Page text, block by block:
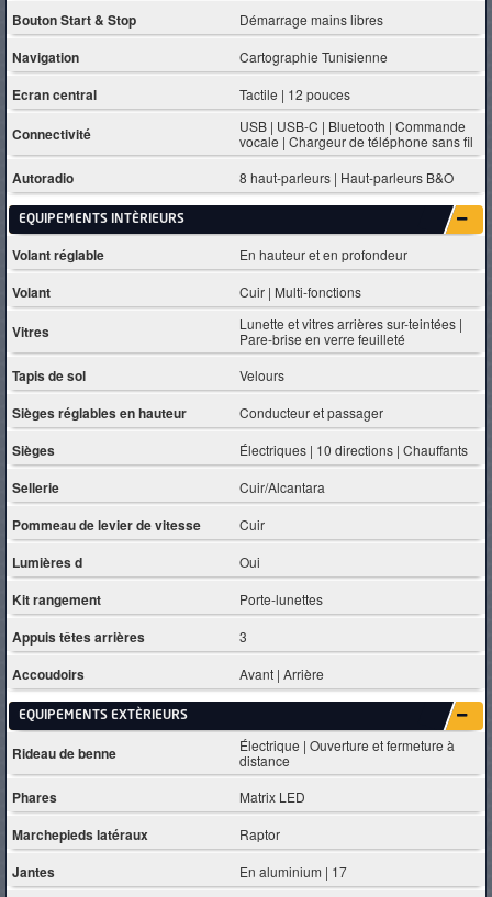
Bouton Start & Stop Démarrage mains libres
Navigation Cartographie Tunisienne
Ecran central Tactile | 12 pouces
Connectivité
USB | USB-C | Bluetooth | Commande
vocale | Chargeur de téléphone sans fil
Autoradio 8 haut-parleurs | Haut-parleurs B&O
EQUIPEMENTS INTÈRIEURS
Volant réglable En hauteur et en profondeur
Volant Cuir | Multi-fonctions
Vitres
Lunette et vitres arrières sur-teintées |
Pare-brise en verre feuilleté
Tapis de sol Velours
Sièges réglables en hauteur Conducteur et passager
Sièges Électriques | 10 directions | Chauffants
Sellerie Cuir/Alcantara
Pommeau de levier de vitesse Cuir
Lumières d Oui
Kit rangement Porte-lunettes
Appuis têtes arrières 3
Accoudoirs Avant | Arrière
EQUIPEMENTS EXTÈRIEURS
Rideau de benne
Électrique | Ouverture et fermeture à
distance
Phares Matrix LED
Marchepieds latéraux Raptor
Jantes En aluminium | 17